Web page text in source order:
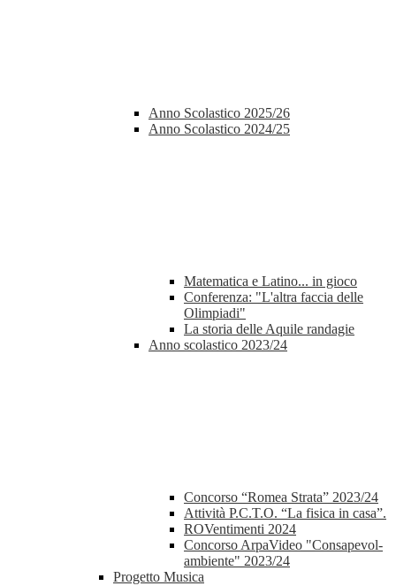
Anno Scolastico 2025/26
Anno Scolastico 2024/25
Matematica e Latino... in gioco
Conferenza: "L'altra faccia delle
Olimpiadi"
La storia delle Aquile randagie
Anno scolastico 2023/24
Concorso “Romea Strata” 2023/24
Attività P.C.T.O. “La fisica in casa”.
ROVentimenti 2024
Concorso ArpaVideo "Consapevol-
ambiente" 2023/24
Progetto Musica